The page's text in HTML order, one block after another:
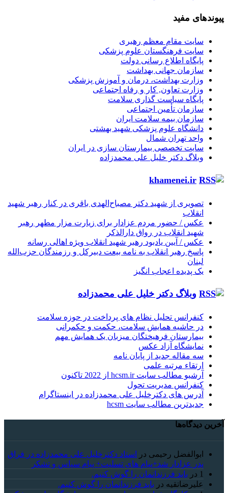
پیوندهای مفید
سایت مقام معظم رهبری
سایت فرهنگستان علوم پزشکی
پایگاه اطلاع رسانی دولت
سازمان جهانی بهداشت
وزارت بهداشت، درمان و آموزش پزشکی
وزارت تعاون, کار و رفاه اجتماعی
پایگاه سیاست گذاری سلامت
سازمان تأمین اجتماعی
سازمان بیمه سلامت ایران
دانشگاه علوم پزشکی شهید بهشتی
واحد تهران شمال
سایت تخصصی بیمارستان سازی در ایران
وبلاگ دکتر خلیل علی محمدزاده
khamenei.ir
تصویری از شهید دکتر مصباح‌الهدی باقری در کنار رهبر شهید
انقلاب
عکس / حضور مردم عزادار برای زیارت مزار مطهر رهبر
شهید انقلاب در رواق دارالذکر
عکس / آیین یادبود رهبر شهید انقلاب ویژه اهالی رسانه
پاسخ رهبر انقلاب به نامه بیعت دبیرکل و رزمندگان حزب‌الله
لبنان
یک پدیده اعجاب انگیز
وبلاگ دکتر خلیل علی محمدزاده
کنفرانس تحلیل نظام های پرداخت در حوزه سلامت
در حاشیه همایش سلامت، حکمت و حکمرانی
بیمارستان فرهیختگان میزبان یک همایش مهم
نمایشگاه آزاد عکس
سه مقاله جدید از پایان نامه
ارتقاء مرتبه علمی
آرشیو مطالب سایت hcsm.ir از 2022 تاکنون
کنفرانس مدیریت تحول
آدرس های دکترخلیل علی محمدزاده در اینستاگرام
جدیدترین مطالب سایت hcsm
آخرین دیدگاه‌ها
ابوالفضل رحیمی در
استاد دکترخلیل علی محمدزاده در فراق
پدر عزادار شد+پیام های تسلیت+ پیام سپاس و تشکر
1 در باید فرزندانمان را گوش کنیم.
علیرضاتقیه در باید فرزندانمان را گوش کنیم.